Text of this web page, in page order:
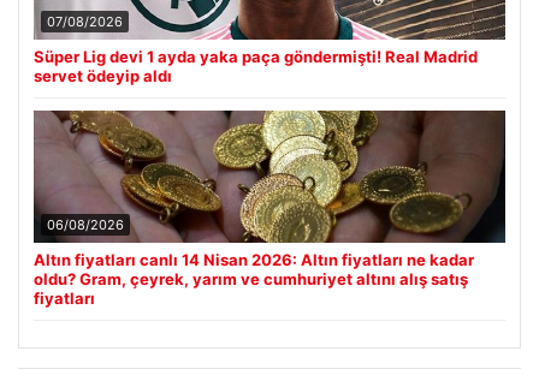
07/08/2026
Süper Lig devi 1 ayda yaka paça göndermişti! Real Madrid
servet ödeyip aldı
06/08/2026
Altın fiyatları canlı 14 Nisan 2026: Altın fiyatları ne kadar
oldu? Gram, çeyrek, yarım ve cumhuriyet altını alış satış
fiyatları